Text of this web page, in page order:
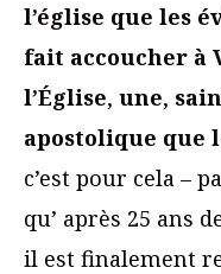
l’église que les
fait accoucher à
l’Église, une,
apostolique que
c’est pour cela –
qu’ après 25 ans
il est finalement